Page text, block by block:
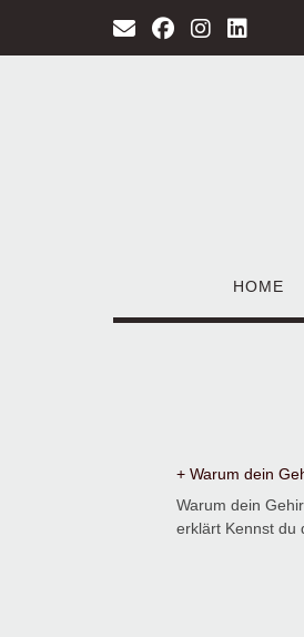
HOME
+ Warum dein
Warum dein
erklärt Kennst du